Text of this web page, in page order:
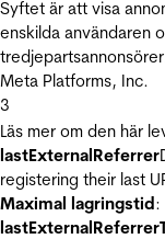
Syftet är att visa
enskilda användaren
Meta Platforms, Inc.
3
Läs mer om den här
lastExternalReferrer
registering their last
Maximal lagringstid: